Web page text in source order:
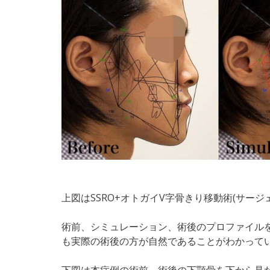
上図はSSRO+オトガイV字骨きり移動術(サー
術前、シミュレーション、術後のプロファイ
も実際の術後の方が自然であることがわかって